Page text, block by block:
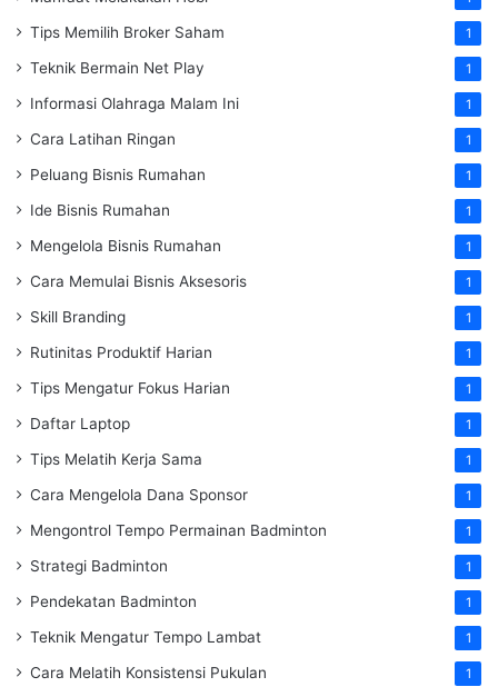
Tips Memilih Broker Saham 1
Teknik Bermain Net Play 1
Informasi Olahraga Malam Ini 1
Cara Latihan Ringan 1
Peluang Bisnis Rumahan 1
Ide Bisnis Rumahan 1
Mengelola Bisnis Rumahan 1
Cara Memulai Bisnis Aksesoris 1
Skill Branding 1
Rutinitas Produktif Harian 1
Tips Mengatur Fokus Harian 1
Daftar Laptop 1
Tips Melatih Kerja Sama 1
Cara Mengelola Dana Sponsor 1
Mengontrol Tempo Permainan Badminton 1
Strategi Badminton 1
Pendekatan Badminton 1
Teknik Mengatur Tempo Lambat 1
Cara Melatih Konsistensi Pukulan 1